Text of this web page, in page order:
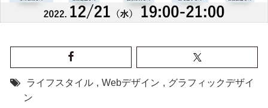
ライフスタイル , Webデザイン , グラフィックデザイ
ン